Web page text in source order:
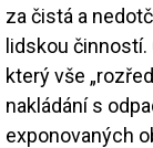
za čistá a
lidskou činností.
který vše
nakládání s
exponovaných